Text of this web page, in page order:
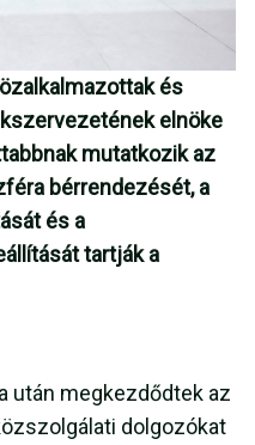
és
elnöke
mutatkozik az
bérrendezését, a
és a
tartják a
után megkezdődtek az
dolgozókat